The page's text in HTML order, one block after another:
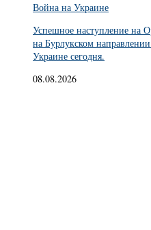
Война на Украине
Успешное наступление на
на Бурлукском
Украине сегодня.
08.08.2026